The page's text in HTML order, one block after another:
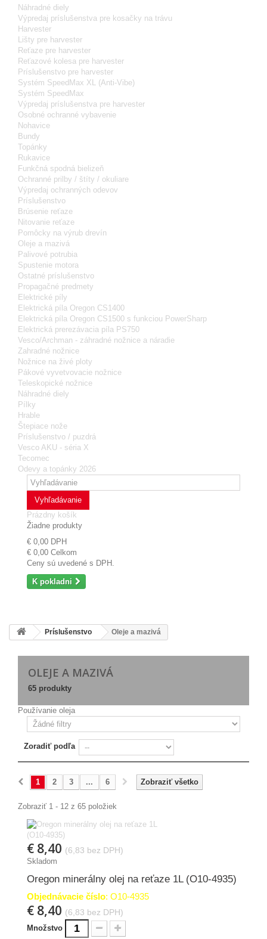
Náhradné diely
Výpredaj príslušenstva pre kosačky na trávu
Harvester
Lišty pre harvester
Reťaze pre harvester
Reťazové kolesa pre harvester
Príslušenstvo pre harvester
Systém SpeedMax XL (Anti-Vibe)
Systém SpeedMax
Výpredaj príslušenstva pre harvester
Osobné ochranné vybavenie
Nohavice
Bundy
Topánky
Rukavice
Funkčná spodná bielizeň
Ochranné prilby / štíty / okuliare
Výpredaj ochranných odevov
Príslušenstvo
Brúsenie reťaze
Nitovanie reťaze
Pomôcky na výrub drevín
Oleje a mazivá
Palivové potrubia
Spustenie motora
Ostatné príslušenstvo
Propagačné predmety
Elektrické píly
Elektrická píla Oregon CS1400
Elektrická píla Oregon CS1500 s funkciou PowerSharp
Elektrická prerezávacia píla PS750
Vesco/Archman - záhradné nožnice a náradie
Zahradné nožnice
Nožnice na živé ploty
Pákové vyvetvovacie nožnice
Teleskopické nožnice
Náhradné diely
Pílky
Hrable
Štepiace nože
Príslušenstvo / puzdrá
Vesco AKU - séria X
Tecomec
Odevy a topánky 2026
Vyhľadávanie
Prázdny košík
Žiadne produkty
€ 0,00 DPH
€ 0,00 Celkom
Ceny sú uvedené s DPH.
K pokladni
Príslušenstvo Oleje a mazivá
OLEJE A MAZIVÁ
65 produkty
Používanie oleja
Zoradiť podľa
Zobraziť všetko
1 2 3 ... 6
Zobraziť 1 - 12 z 65 položiek
€ 8,40 (6,83 bez DPH)
Skladom
Oregon minerálny olej na reťaze 1L (O10-4935)
Objednávacie číslo: O10-4935
€ 8,40 (6,83 bez DPH)
Množstvo